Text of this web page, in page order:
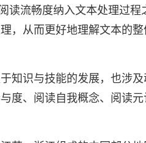
读流畅度纳入文本处理过
，从而更好地理解文本的整
知识与技能的发展，也涉
度、阅读自我概念、阅读元